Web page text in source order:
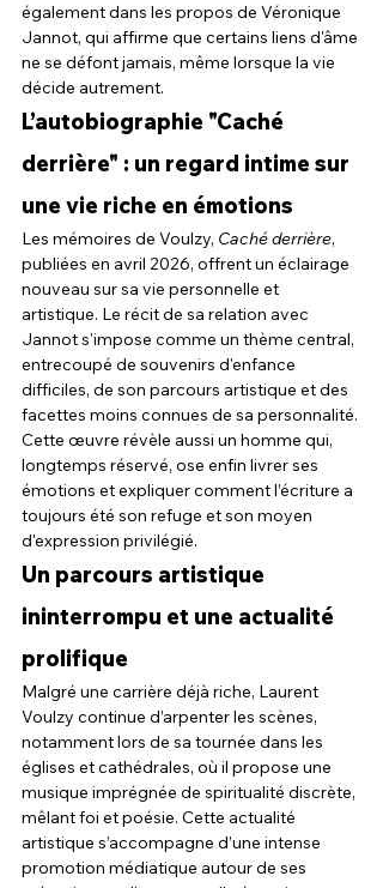
également dans les propos de Véronique
Jannot, qui affirme que certains liens d'âme
ne se défont jamais, même lorsque la vie
décide autrement.
L’autobiographie "Caché
derrière" : un regard intime sur
une vie riche en émotions
Les mémoires de Voulzy, Caché derrière,
publiées en avril 2026, offrent un éclairage
nouveau sur sa vie personnelle et
artistique. Le récit de sa relation avec
Jannot s'impose comme un thème central,
entrecoupé de souvenirs d'enfance
difficiles, de son parcours artistique et des
facettes moins connues de sa personnalité.
Cette œuvre révèle aussi un homme qui,
longtemps réservé, ose enfin livrer ses
émotions et expliquer comment l’écriture a
toujours été son refuge et son moyen
d'expression privilégié.
Un parcours artistique
ininterrompu et une actualité
prolifique
Malgré une carrière déjà riche, Laurent
Voulzy continue d’arpenter les scènes,
notamment lors de sa tournée dans les
églises et cathédrales, où il propose une
musique imprégnée de spiritualité discrète,
mêlant foi et poésie. Cette actualité
artistique s’accompagne d’une intense
promotion médiatique autour de ses